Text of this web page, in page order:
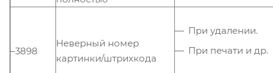
–3898
Неверный номер
картинки/штрихкода
При удалении.
При печати и др.